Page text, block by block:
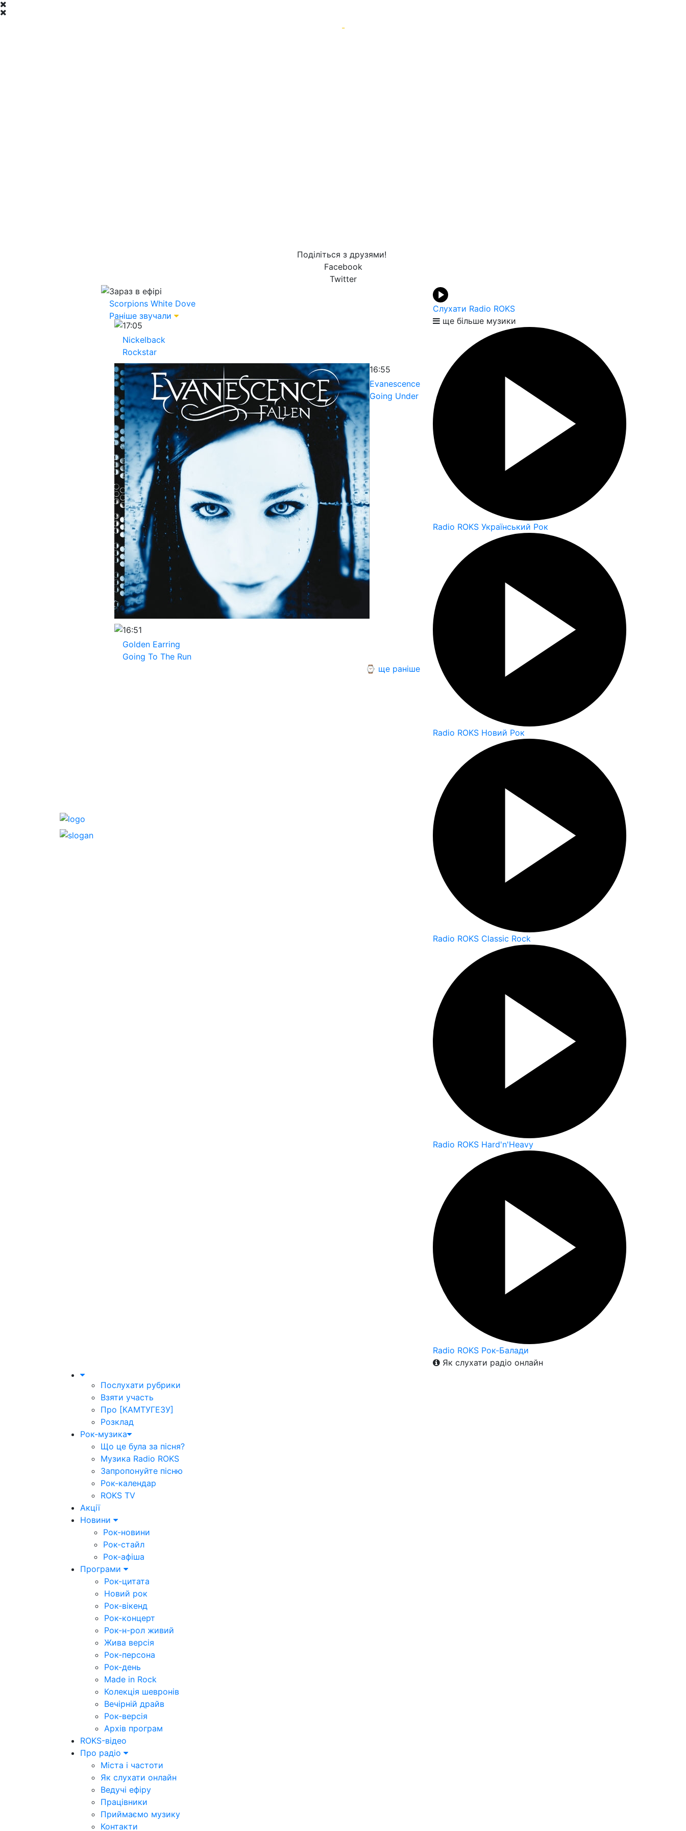
-
Поділіться з друзями!
Facebook
Twitter
Зараз в ефірі
Scorpions White Dove
Раніше звучали
17:05
Nickelback
Rockstar
16:55
Evanescence
Going Under
16:51
Golden Earring
Going To The Run
⌚ ще раніше
Слухати Radio ROKS
ще більше музики
Radio ROKS Український Рок
Radio ROKS Новий Рок
Radio ROKS Classic Rock
Radio ROKS Hard'n'Heavy
Radio ROKS Рок-Балади
Як слухати радіо онлайн
Послухати рубрики
Взяти участь
Про [КАМТУГЕЗУ]
Розклад
Рок-музика
Що це була за пісня?
Музика Radio ROKS
Запропонуйте пісню
Рок-календар
ROKS TV
Акції
Новини
Рок-новини
Рок-стайл
Рок-афіша
Програми
Рок-цитата
Новий рок
Рок-вікенд
Рок-концерт
Рок-н-рол живий
Жива версія
Рок-персона
Рок-день
Made in Rock
Колекція шевронів
Вечірній драйв
Рок-версія
Архів програм
ROKS-відео
Про радіо
Міста і частоти
Як слухати онлайн
Ведучі ефіру
Працівники
Приймаємо музику
Контакти